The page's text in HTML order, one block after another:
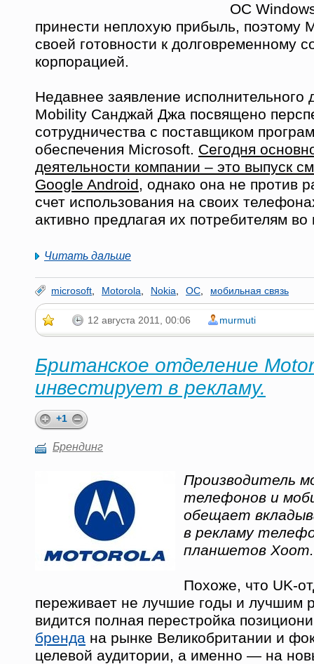
ОС
принести неплохую прибыль, поэтому
своей готовности к долговременному
корпорацией.
Недавнее заявление исполнительного
Mobility Санджай Джа посвящено
сотрудничества с поставщиком
обеспечения Microsoft. Сегодня
деятельности компании – это выпуск
Google Android, однако она не против
счет использования на своих
активно предлагая их потребителям
Читать дальше
microsoft Motorola Nokia ОС мобильная связь
12 августа 2011, 00:06 murmuti
Британское отделение
инвестирует в рекламу.
+1
Брендинг
Производитель
телефонов и
обещает
в рекламу
планшетов Xoom.
Похоже, что UK-
переживает не лучшие годы и лучшим
видится полная перестройка
бренда на рынке Великобритании и
целевой аудитории, а именно — на